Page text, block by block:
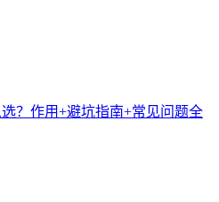
？作用+避坑指南+常见问题全